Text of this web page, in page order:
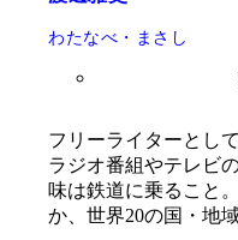
わたなべ・まさし
フリーライターとし
ラジオ番組やテレビ
味は鉄道に乗ること
か、世界20の国・地